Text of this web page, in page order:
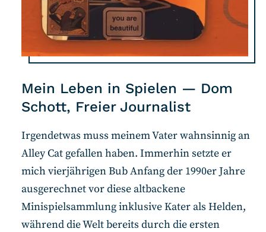
Mein Leben in Spielen — Dom
Schott, Freier Journalist
Irgendetwas muss meinem Vater wahnsinnig an
Alley Cat gefallen haben. Immerhin setzte er
mich vierjährigen Bub Anfang der 1990er Jahre
ausgerechnet vor diese altbackene
Minispielsammlung inklusive Kater als Helden,
während die Welt bereits durch die ersten